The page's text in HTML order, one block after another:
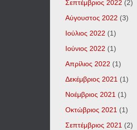
Σεπτέμβριος 2022 (2)
Αύγουστος 2022 (3)
Ιούλιος 2022 (1)
Ιούνιος 2022 (1)
Απρίλιος 2022 (1)
Δεκέμβριος 2021 (1)
Νοέμβριος 2021 (1)
Οκτώβριος 2021 (1)
Σεπτέμβριος 2021 (2)